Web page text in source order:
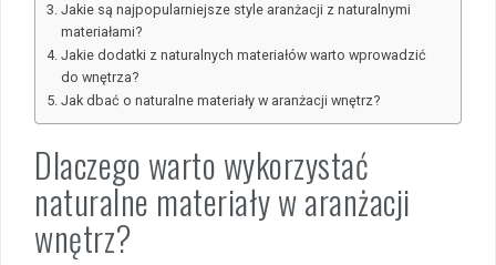
Jakie są najpopularniejsze style aranżacji z naturalnymi
materiałami?
Jakie dodatki z naturalnych materiałów warto wprowadzić
do wnętrza?
Jak dbać o naturalne materiały w aranżacji wnętrz?
Dlaczego warto wykorzystać
naturalne materiały w aranżacji
wnętrz?